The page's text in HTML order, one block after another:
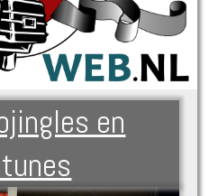
en